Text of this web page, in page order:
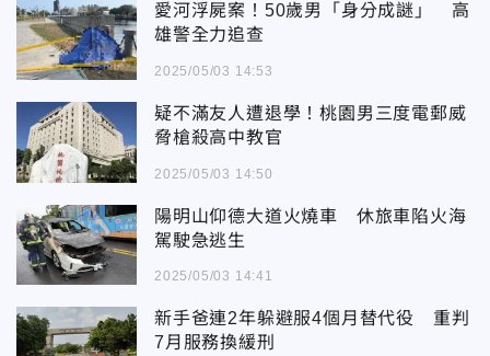
愛河浮屍案！50歲男「身分成謎」 高
雄警全力追查
2025/05/03 14:53
疑不滿友人遭退學！桃園男三度電郵威
脅槍殺高中教官
2025/05/03 14:50
陽明山仰德大道火燒車 休旅車陷火海
駕駛急逃生
2025/05/03 14:41
新手爸連2年躲避服4個月替代役 重判
7月服務換緩刑